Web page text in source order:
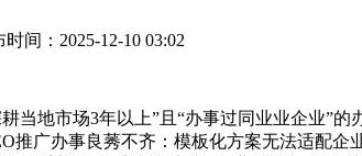
时间：2025-12-10 03:02
市场3年以上”且“办事过同业业企业”的
广办事良莠不齐：模板化方案无法适配